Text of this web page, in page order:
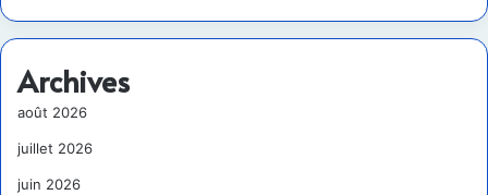
Archives
août 2026
juillet 2026
juin 2026